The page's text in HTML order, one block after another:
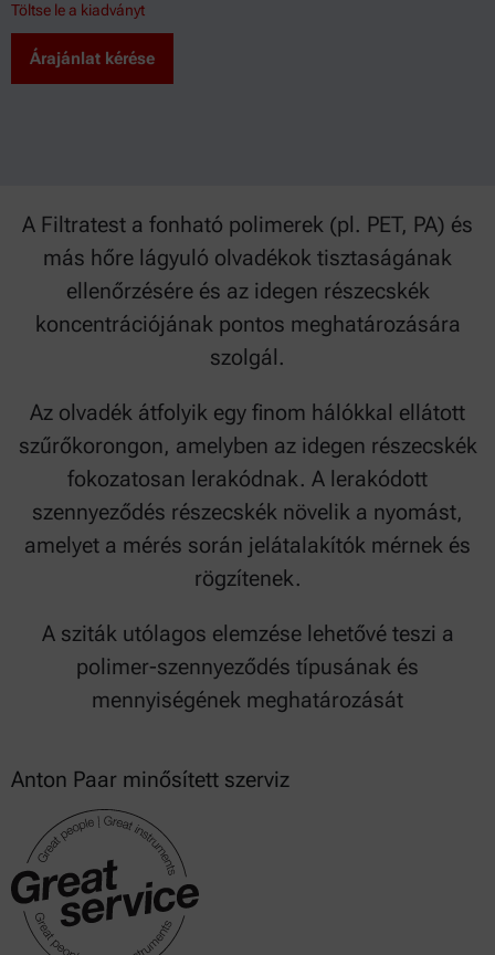
Töltse le a kiadványt
Árajánlat kérése
A Filtratest a fonható polimerek (pl. PET, PA) és
más hőre lágyuló olvadékok tisztaságának
ellenőrzésére és az idegen részecskék
koncentrációjának pontos meghatározására
szolgál.
Az olvadék átfolyik egy finom hálókkal ellátott
szűrőkorongon, amelyben az idegen részecskék
fokozatosan lerakódnak. A lerakódott
szennyeződés részecskék növelik a nyomást,
amelyet a mérés során jelátalakítók mérnek és
rögzítenek.
A sziták utólagos elemzése lehetővé teszi a
polimer-szennyeződés típusának és
mennyiségének meghatározását
Anton Paar minősített szerviz